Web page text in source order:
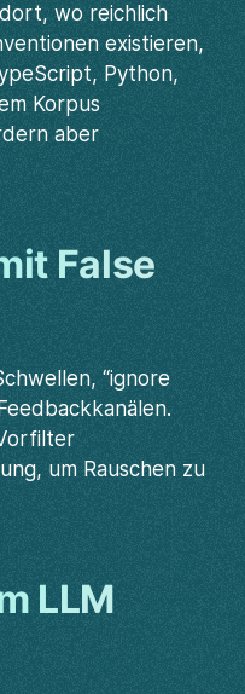
wo reichlich
existieren,
Python,
Korpus
aber
False
“ignore
um Rauschen zu
LLM